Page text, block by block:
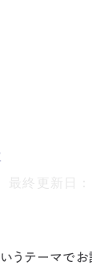
問・用語集
登録終更新日
うテーマでお